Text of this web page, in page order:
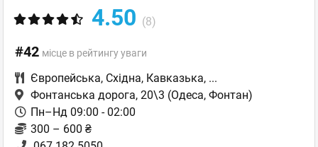
4.50 (8)
#42 місце в рейтингу уваги
Європейська, Східна, Кавказька, ...
Фонтанська дорога, 20\3 (Одеса, Фонтан)
Пн–Нд 09:00 - 02:00
300 – 600 ₴